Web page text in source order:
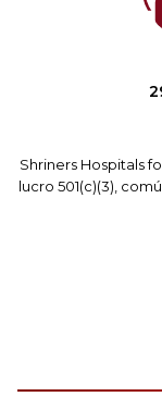
Shriners Hospitals
lucro 501(c)(3),